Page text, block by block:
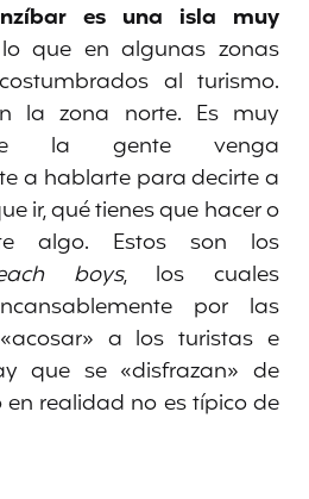
es una isla muy
que en algunas zonas
al turismo.
la zona norte. Es muy
la gente venga
a hablarte para decirte a
ir, qué tienes que hacer o
algo. Estos son los
boys, los cuales
por las
a los turistas e
que se «disfrazan» de
realidad no es típico de